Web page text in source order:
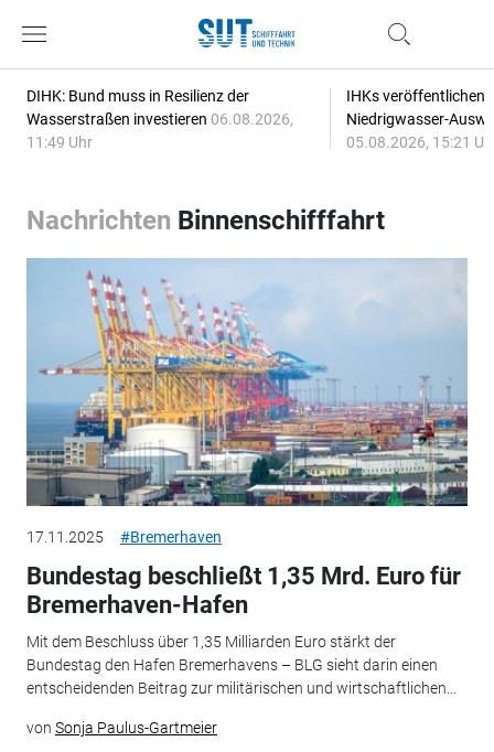
DIHK: Bund muss in Resilienz der
Wasserstraßen investieren 06.08.2026,
11:49 Uhr
IHKs veröffentlichen
Niedrigwasser-
05.08.2026, 15:21
Nachrichten Binnenschifffahrt
17.11.2025 #Bremerhaven
Bundestag beschließt 1,35 Mrd. Euro für
Bremerhaven-Hafen
Mit dem Beschluss über 1,35 Milliarden Euro stärkt der
Bundestag den Hafen Bremerhavens – BLG sieht darin einen
entscheidenden Beitrag zur militärischen und wirtschaftlichen...
von Sonja Paulus-Gartmeier